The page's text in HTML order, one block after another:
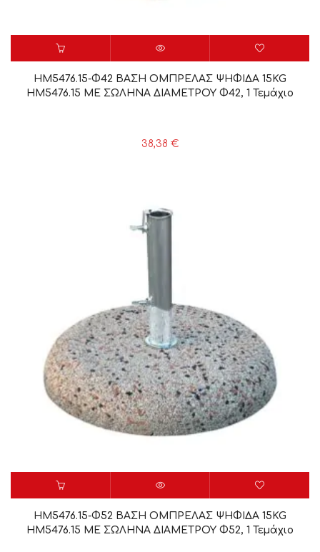
HM5476.15-Φ42 ΒΑΣΗ ΟΜΠΡΕΛΑΣ ΨΗΦΙΔΑ 15KG
HM5476.15 ΜΕ ΣΩΛΗΝΑ ΔΙΑΜΕΤΡΟΥ Φ42, 1 Τεμάχιο
38,38 €
HM5476.15-Φ52 ΒΑΣΗ ΟΜΠΡΕΛΑΣ ΨΗΦΙΔΑ 15KG
HM5476.15 ΜΕ ΣΩΛΗΝΑ ΔΙΑΜΕΤΡΟΥ Φ52, 1 Τεμάχιο